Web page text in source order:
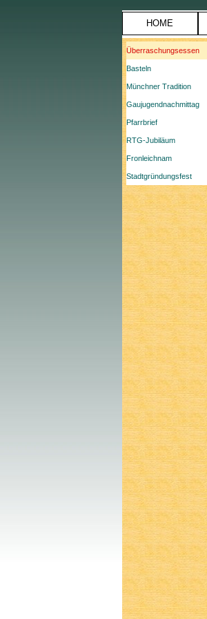
HOME
Menü
Überraschungsessen
Basteln
Münchner Tradition
Gaujugendnachmittag
Pfarrbrief
RTG-Jubiläum
Fronleichnam
Stadtgründungsfest